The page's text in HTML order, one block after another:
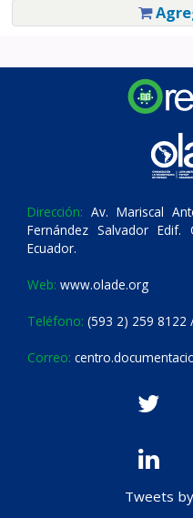
Dirección: Av. Mariscal
Fernández Salvador
Ecuador.
Web: www.olade.org
Teléfono: (593 2) 259 8122
Correo:
Tweets